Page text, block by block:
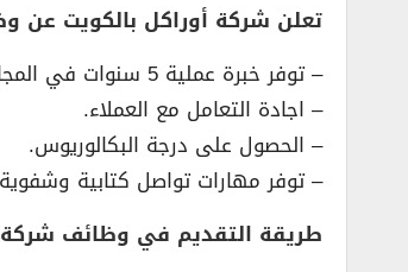
تعلن شركة أوراكل بالكويت عن
– توفر خبرة عملية 5 سنوات في المجال.
– اجادة التعامل مع العملاء.
– الحصول على درجة البكالوريوس.
– توفر مهارات تواصل كتابية
طريقة التقديم في وظائف شركة